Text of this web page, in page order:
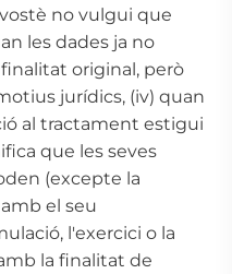
no vulgui que
les dades ja no
original, però
jurídics, (iv) quan
al tractament estigui
que les seves
(excepte la
el seu
l'exercici o la
la finalitat de